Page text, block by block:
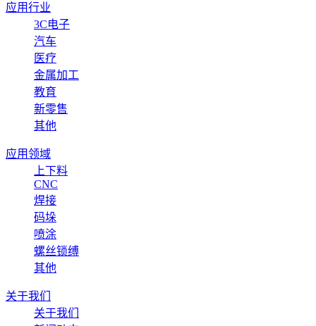
应用行业
3C电子
汽车
医疗
金属加工
教育
新零售
其他
应用领域
上下料
CNC
焊接
码垛
喷涂
螺丝锁缚
其他
关于我们
关于我们